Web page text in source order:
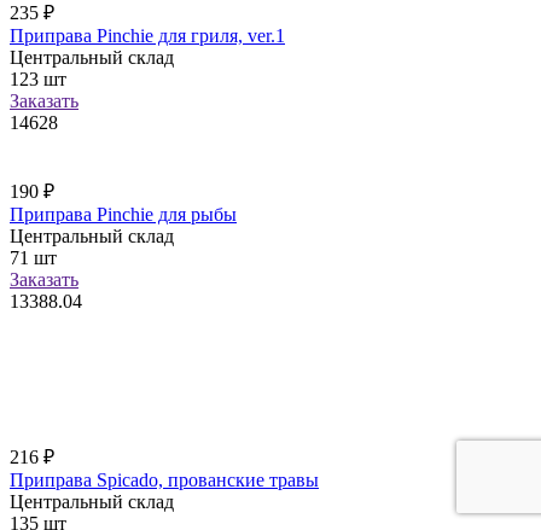
235 ₽
Приправа Pinchie для гриля, ver.1
Центральный склад
123 шт
Заказать
14628
190 ₽
Приправа Pinchie для рыбы
Центральный склад
71 шт
Заказать
13388.04
216 ₽
Приправа Spicado, прованские травы
Центральный склад
135 шт